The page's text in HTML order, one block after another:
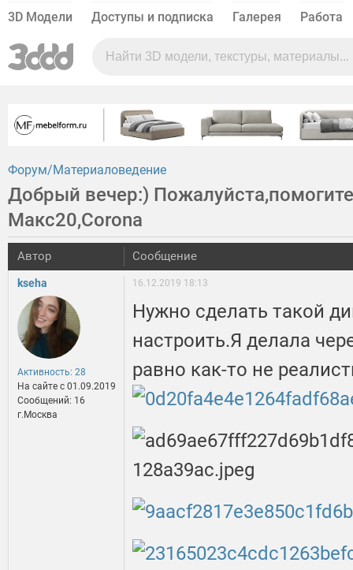
3D Модели Доступы и подписка Галерея Работа
Форум Материаловедение
Добрый вечер:)
Макс20,Corona
Автор Сообщение
kseha
Активность: 28
На сайте c 01.09.2019
Сообщений: 16
г.Москва
16.12.2019 18:13
Нужно сделать такой
настроить.Я делала
равно как-то не